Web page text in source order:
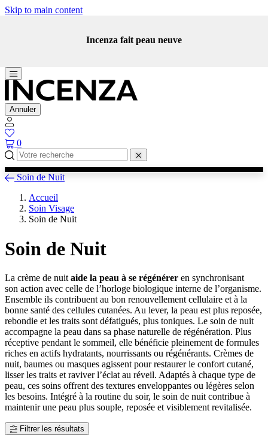
Skip to main content
Incenza fait peau neuve
Annuler
0
Soin de Nuit
Accueil
Soin Visage
Soin de Nuit
Soin de Nuit
La crème de nuit aide la peau à se régénérer en synchronisant
son action avec celle de l’horloge biologique interne de l’organisme.
Ensemble ils contribuent au bon renouvellement cellulaire et à la
bonne santé des cellules cutanées. Au lever, la peau est plus reposée,
rebondie et les traits sont défatigués, plus toniques. Le soin de nuit
accompagne la peau dans sa phase naturelle de régénération. Plus
réceptive pendant le sommeil, elle bénéficie pleinement de formules
riches en actifs hydratants, nourrissants ou régénérants. Crèmes de
nuit, baumes ou masques agissent pour restaurer le confort cutané,
lisser les traits et raviver l’éclat au réveil. Adaptés à chaque type de
peau, ces soins offrent des textures enveloppantes ou légères selon
les besoins. Intégré à la routine du soir, le soin de nuit contribue à
maintenir une peau plus souple, reposée et visiblement revitalisée.
Filtrer les résultats